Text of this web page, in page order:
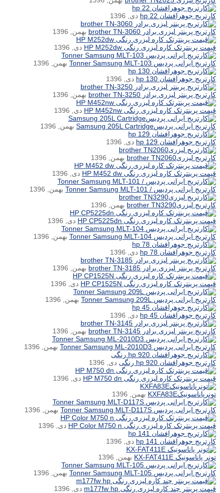
کارتریج جوهرافشان hp 22
دی, 1396
کارتریج پرینتر لیزری برادر brother TN-3060
بهمن, 1396
قیمت پرینترتک کاره لیزری رنگی HP M252dw
دی, 1396
کارتریج ایرانی پردیس Tonner Samsung MLT-103
بهمن, 1396
کارتریج جوهرافشان hp 130
دی, 1396
کارتریج پرینتر لیزری برادر brother TN-3250
بهمن, 1396
قیمت پرینترتک کاره لیزری رنگی HP M452nw
دی, 1396
کارتریج ایرانی پردیسSamsung 205L Cartridge
بهمن, 1396
کارتریج جوهرافشان hp 129
دی, 1396
کارتریج لیزریbrother TN2060
بهمن, 1396
قیمت پرینترتک کاره لیزری رنگی HP M452 dw
دی, 1396
کارتریج ایرانی پردیس / Tonner Samsung MLT-101
بهمن, 1396
کارتریج لیزریbrother TN3290
بهمن, 1396
قیمت پرینترتک کاره لیزری رنگی HP CP5225dn
دی, 1396
کارتریج ایرانی پردیس Tonner Samsung MLT-104
بهمن, 1396
کارتریج جوهرافشان hp 78
دی, 1396
کارتریج پرینتر لیزری برادر brother TN-3185
بهمن, 1396
قیمت پرینترتک کاره لیزری رنگی HP CP1525N
دی, 1396
کارتریج ایرانی پردیس Tonner Samsung 209L
بهمن, 1396
کارتریج جوهرافشان hp 45
دی, 1396
کارتریج پرینتر لیزری برادر brother TN-3145
بهمن, 1396
کارتریج ایرانی پردیس Tonner Samsung ML-2010D3
بهمن, 1396
کارتریج جوهرافشان hp 920 رنگی
دی, 1396
قیمت پرینترتک کاره لیزری رنگی HP M750 dn
دی, 1396
تونرپاناسونیکKXFA83E
بهمن, 1396
کارتریج ایرانی پردیس Tonner Samsung MLT-D117S
بهمن, 1396
قیمت پرینترتک کاره لیزری رنگی HP Color M750 n
دی, 1396
کارتریج جوهرافشان hp 141
دی, 1396
تونر پاناسونیک KX-FAT411E
بهمن, 1396
کارتریج ایرانی پردیس Tonner Samsung MLT-105
بهمن, 1396
قیمت پرینتر چند کاره لیزری رنگی m177fw hp
دی, 1396